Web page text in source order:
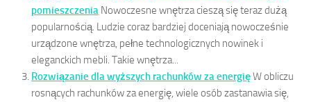
pomieszczenia Nowoczesne wnętrza cieszą się teraz dużą
popularnością. Ludzie coraz bardziej doceniają nowocześnie
urządzone wnętrza, pełne technologicznych nowinek i
eleganckich mebli. Takie wnętrza...
Rozwiązanie dla wyższych rachunków za energięW obliczu
rosnących rachunków za energię, wiele osób zastanawia się,